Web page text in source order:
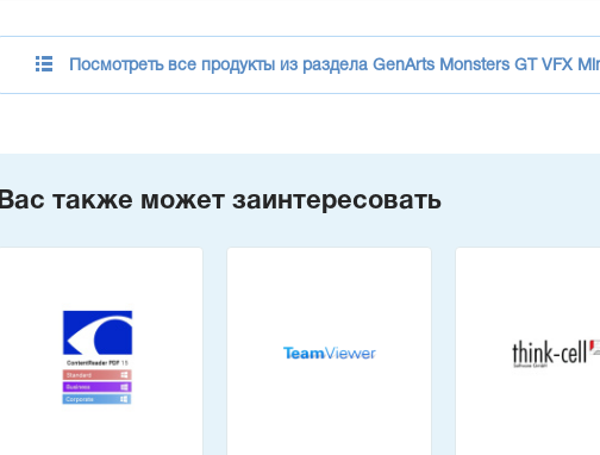
Посмотреть все продукты из раздела GenArts Monsters GT VFX
Вас также может заинтересовать